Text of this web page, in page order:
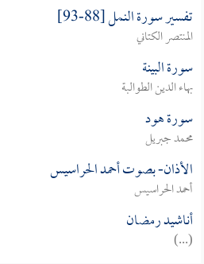
تفسير سورة النمل [88-93]
المنتصر الكتاني
سورة البينة
بهاء الدين الطوالبة
سورة هود
محمد جبريل
الأذان- بصوت أحمد الحراسيس
أحمد الحراسيس
أناشيد رمضان
(...)